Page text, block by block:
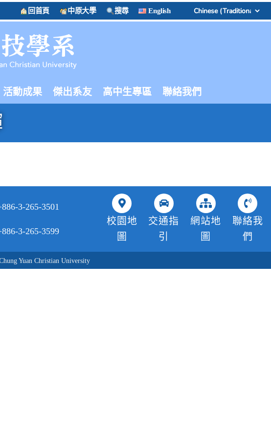
回首頁 中原大學 搜尋 English
活動成果 傑出系友 高中生專區 聯絡我們
3-265-3501
3-265-3599
校園地
圖
交通指
引
網站地
圖
聯絡我
們
Yuan Christian University